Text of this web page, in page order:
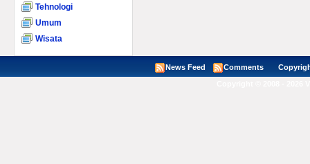
Tehnologi
Umum
Wisata
News Feed Comments Copyright